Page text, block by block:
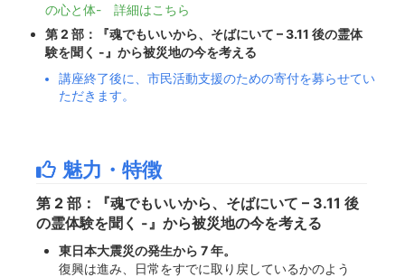
の心と体- 詳細はこちら
第 2 部：『魂でもいいから、そばにいて – 3.11 後の霊体
験を聞く -』から被災地の今を考える
講座終了後に、市民活動支援のための寄付を募らせてい
ただきます。
魅力・特徴
第 2 部：『魂でもいいから、そばにいて – 3.11 後
の霊体験を聞く -』から被災地の今を考える
東日本大震災の発生から 7 年。
復興は進み、日常をすでに取り戻しているかのよう